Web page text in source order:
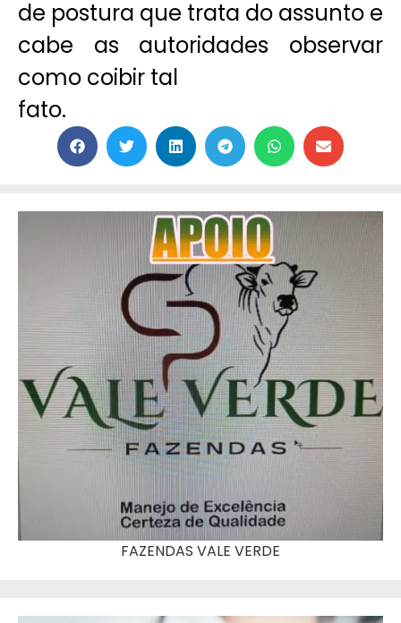
de postura que trata do assunto e
cabe as autoridades observar
como coibir tal
fato.
FAZENDAS VALE VERDE